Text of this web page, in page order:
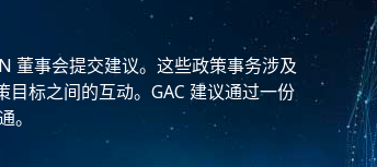
董事会提交建议。这些政策事务涉及
标之间的互动。GAC 建议通过一份
。